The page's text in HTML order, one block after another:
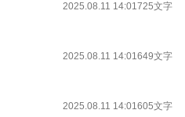
2025.08.11 14:01725文字
2025.08.11 14:01649文字
2025.08.11 14:01605文字